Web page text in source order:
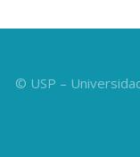
© USP –